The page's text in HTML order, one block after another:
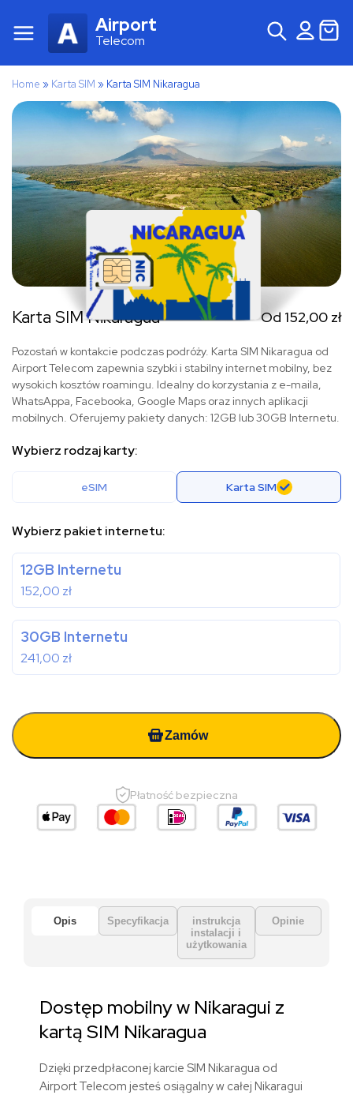
Airport
Telecom
Home » Karta SIM » Karta SIM Nikaragua
Karta SIM Nikaragua Od 152,00 zł
Pozostań w kontakcie podczas podróży. Karta SIM Nikaragua od
Airport Telecom zapewnia szybki i stabilny internet mobilny, bez
wysokich kosztów roamingu. Idealny do korzystania z e-maila,
WhatsAppa, Facebooka, Google Maps oraz innych aplikacji
mobilnych. Oferujemy pakiety danych: 12GB lub 30GB Internetu.
Wybierz rodzaj karty:
eSIM Karta SIM
Wybierz pakiet internetu:
12GB Internetu
152,00 zł
30GB Internetu
241,00 zł
Zamów
Płatność bezpieczna
Opis Specyfikacja
instrukcja
instalacji i
użytkowania
Opinie
Dostęp mobilny w Nikaragui z
kartą SIM Nikaragua
Dzięki przedpłaconej karcie SIM Nikaragua od
Airport Telecom jesteś osiągalny w całej Nikaragui